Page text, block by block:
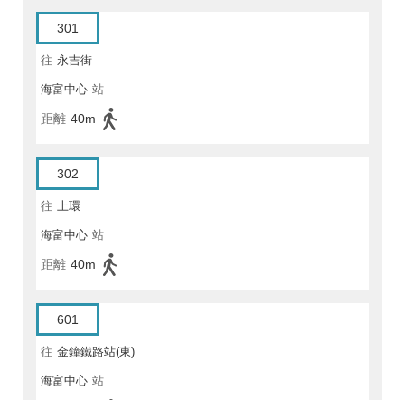
301
往 永吉街
海富中心 站
距離 40m
302
往 上環
海富中心 站
距離 40m
601
往 金鐘鐵路站(東)
海富中心 站